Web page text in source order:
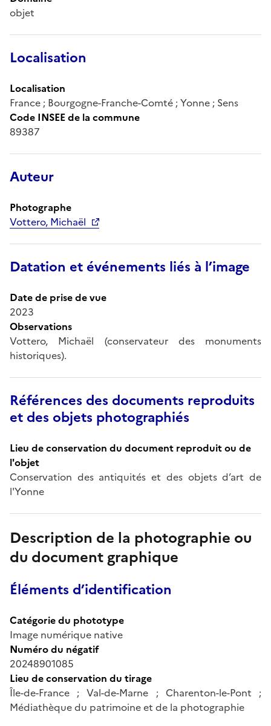
objet
Localisation
Localisation
France ; Bourgogne-Franche-Comté ; Yonne ; Sens
Code INSEE de la commune
89387
Auteur
Photographe
Vottero, Michaël
Datation et événements liés à l’image
Date de prise de vue
2023
Observations
Vottero, Michaël (conservateur des monuments
historiques).
Références des documents reproduits
et des objets photographiés
Lieu de conservation du document reproduit ou de
l'objet
Conservation des antiquités et des objets d’art de
l'Yonne
Description de la photographie ou
du document graphique
Éléments d’identification
Catégorie du phototype
Image numérique native
Numéro du négatif
20248901085
Lieu de conservation du tirage
Île-de-France ; Val-de-Marne ; Charenton-le-Pont ;
Médiathèque du patrimoine et de la photographie